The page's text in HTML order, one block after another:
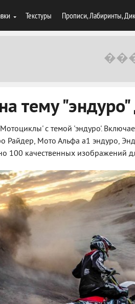
Текстуры Прописи, Лабиринты,
тему "эндуро"
с темой 'эндуро'.
Райдер, Мото Альфа а1 эндуро,
100 качественных изображений